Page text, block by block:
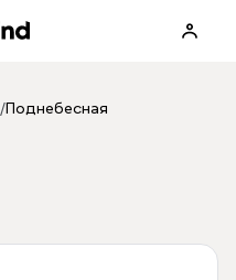
/Поднебесная